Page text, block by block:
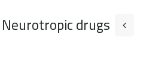
Neurotropic drugs​